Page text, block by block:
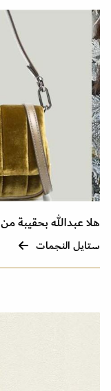
هلا عبدالله بحقيبة
ستايل النجمات